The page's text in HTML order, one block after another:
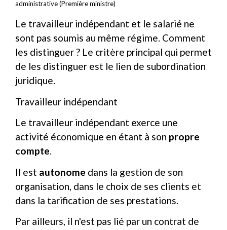
administrative (Première ministre)
Le travailleur indépendant et le salarié ne
sont pas soumis au même régime. Comment
les distinguer ? Le critère principal qui permet
de les distinguer est le lien de subordination
juridique.
Travailleur indépendant
Le travailleur indépendant exerce une
activité économique en étant à son propre
compte.
Il est autonome dans la gestion de son
organisation, dans le choix de ses clients et
dans la tarification de ses prestations.
Par ailleurs, il n'est pas lié par un contrat de